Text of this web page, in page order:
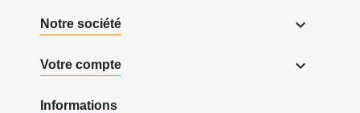
Notre société 
Votre compte 
Informations